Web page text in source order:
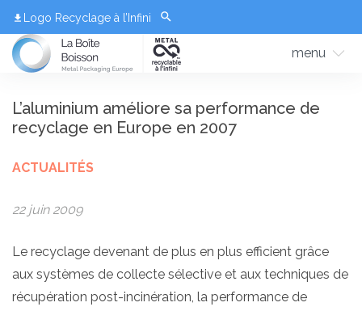
Logo Recyclage à l’Infini
menu
L’aluminium améliore sa performance de
recyclage en Europe en 2007
ACTUALITÉS
22 juin 2009
Le recyclage devenant de plus en plus efficient grâce
aux systèmes de collecte sélective et aux techniques de
récupération post-incinération, la performance de